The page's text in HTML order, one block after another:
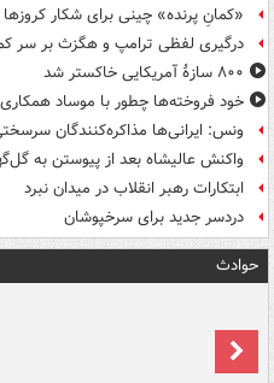
«کمانِ پرنده» چینی برای شکار کروزها
درگیری لفظی ترامپ و هگزث بر سر
۸۰۰ سازۀ آمریکایی خاکستر شد
خود فروخته‌ها چطور با موساد
ونس: ایرانی‌ها مذاکره‌کنندگان
واکنش عالیشاه بعد از پیوستن به
ابتکارات رهبر انقلاب در میدان نبرد
دردسر جدید برای سرخپوشان
حوادث